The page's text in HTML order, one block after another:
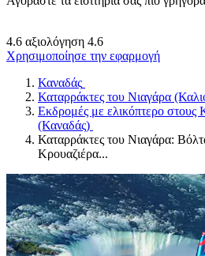
4.6 αξιολόγηση 4.6
Χρησιμοποίησε την εφαρμογή
Καναδάς
Καταρράκτες του Νιαγάρα
Εκδρομές με ελικόπτερο στους
(Καναδάς)
Καταρράκτες του Νιαγάρα:
Κρουαζιέρα...